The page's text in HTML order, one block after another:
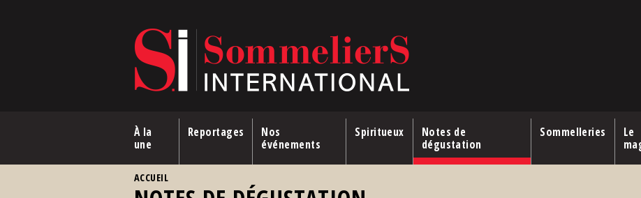
À la
une
Reportages
Nos
événements
Spiritueux
Notes de
dégustation
Sommelleries
Le
ACCUEIL